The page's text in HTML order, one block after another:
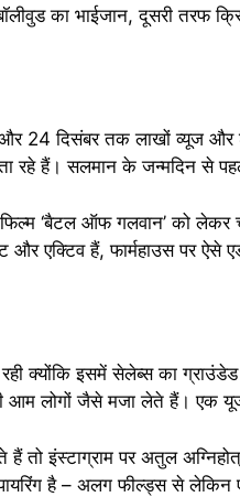
का भाईजान, दूसरी तरफ
24 दिसंबर तक लाखों व्यूज
रहे हैं। सलमान के जन्मदिन से
‘बैटल ऑफ गलवान’ को लेकर
और एक्टिव हैं, फार्महाउस पर ऐसे
क्योंकि इसमें सेलेब्स का
आम लोगों जैसे मजा लेते हैं। एक
हैं तो इंस्टाग्राम पर अतुल
है – अलग फील्ड्स से